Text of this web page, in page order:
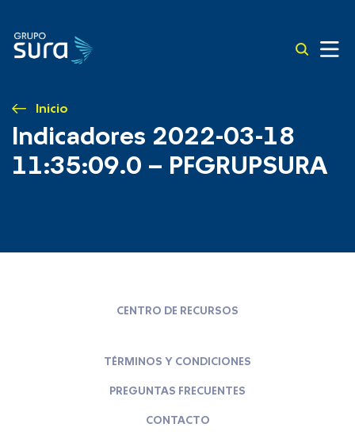
Inicio
Indicadores 2022-03-18
11:35:09.0 – PFGRUPSURA
CENTRO DE RECURSOS
TÉRMINOS Y CONDICIONES
PREGUNTAS FRECUENTES
CONTACTO